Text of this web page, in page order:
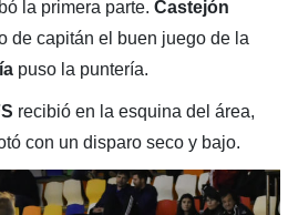
la primera parte. Castejón
de capitán el buen juego de la
puso la puntería.
recibió en la esquina del área,
con un disparo seco y bajo.